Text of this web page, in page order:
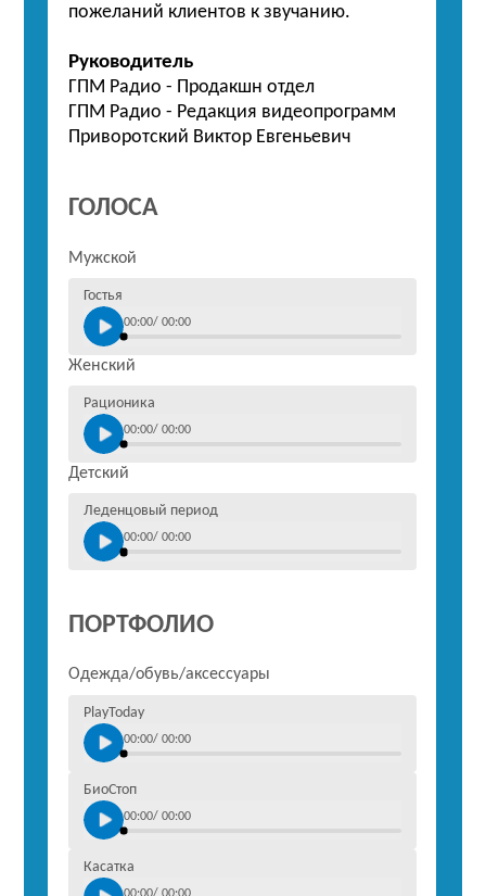
пожеланий клиентов к звучанию.
Руководитель
ГПМ Радио - Продакшн отдел
ГПМ Радио - Редакция видеопрограмм
Приворотский Виктор Евгеньевич
ГОЛОСА
Мужской
Гостья
00:00/ 00:00
Женский
Рационика
00:00/ 00:00
Детский
Леденцовый период
00:00/ 00:00
ПОРТФОЛИО
Одежда/обувь/аксессуары
PlayToday
00:00/ 00:00
БиоСтоп
00:00/ 00:00
Касатка